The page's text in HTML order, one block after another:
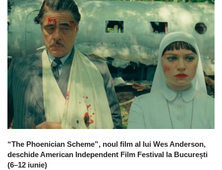
“The Phoenician Scheme”, noul film al lui Wes Anderson,
deschide American Independent Film Festival la București
(6–12 iunie)